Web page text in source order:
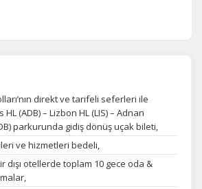
direkt ve tarifeli seferleri ile
(ADB) – Lizbon HL (LIS) – Adnan
parkurunda gidiş dönüş uçak bileti,
ve hizmetleri bedeli,
dışı otellerde toplam 10 gece oda &